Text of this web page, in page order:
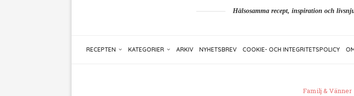
Hälsosamma recept, inspiration och
RECEPTEN KATEGORIER ARKIV NYHETSBREV COOKIE- OCH INTEGRITETSPOLICY
Familj & Vänner